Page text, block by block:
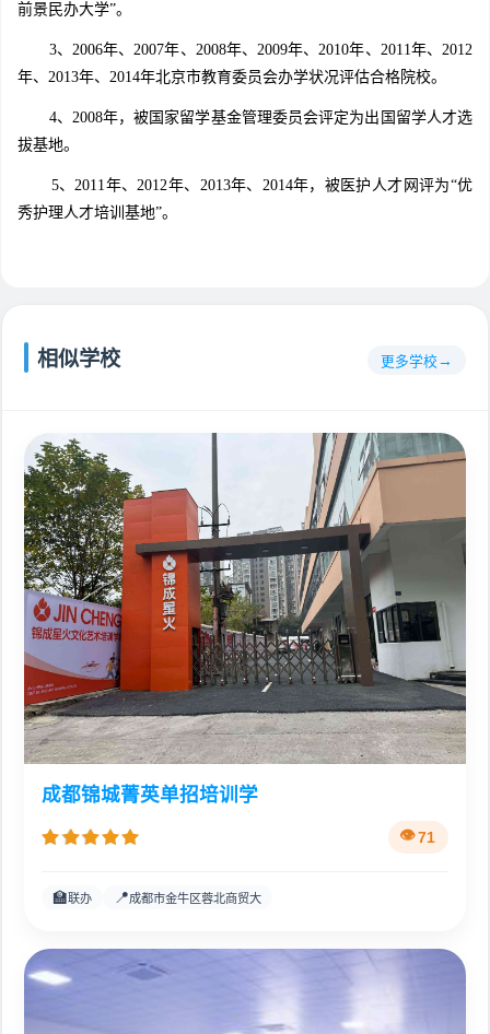
前景民办大学”。
3、2006年、2007年、2008年、2009年、2010年、2011年、2012
年、2013年、2014年北京市教育委员会办学状况评估合格院校。
4、2008年，被国家留学基金管理委员会评定为出国留学人才选
拔基地。
5、2011年、2012年、2013年、2014年，被医护人才网评为“优
秀护理人才培训基地”。
相似学校 更多学校
成都锦城菁英单招培训学
71
🏫联办 📍成都市金牛区蓉北商贸大